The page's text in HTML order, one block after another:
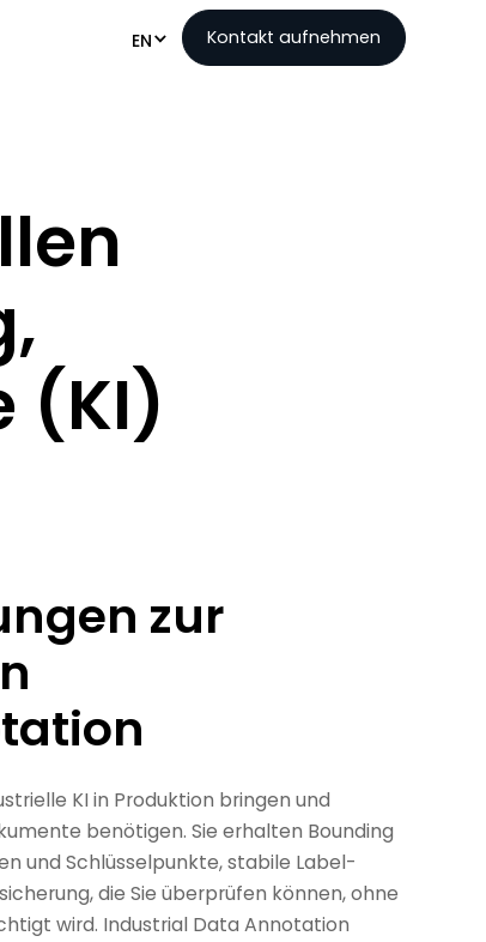
EN Kontakt aufnehmen
(KI)
zur
KI in Produktion bringen und
benötigen. Sie erhalten Bounding
und Schlüsselpunkte, stabile Label-
die Sie überprüfen können, ohne
wird. Industrial Data Annotation